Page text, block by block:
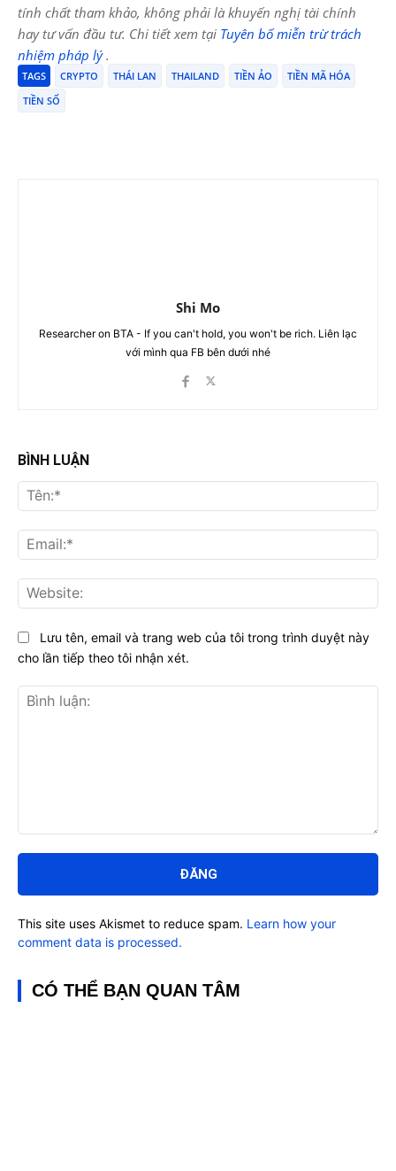
tính chất tham khảo, không phải là khuyến nghị tài chính
hay tư vấn đầu tư. Chi tiết xem tại Tuyên bố miễn trừ trách
nhiệm pháp lý.
TAGS CRYPTO THÁI LAN THAILAND TIỀN ẢO
TIỀN MÃ HÓA
TIỀN SỐ
Shi Mo
Researcher on BTA - If you can't hold, you won't be rich. Liên lạc
với mình qua FB bên dưới nhé
BÌNH LUẬN
luận:
Lưu tên, email và trang web của tôi trong trình duyệt này
cho lần tiếp theo tôi nhận xét.
This site uses Akismet to reduce spam. Learn how your
comment data is processed.
CÓ THỂ BẠN QUAN TÂM